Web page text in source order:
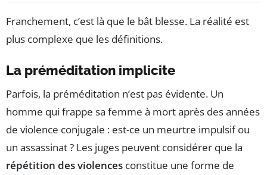
Franchement, c’est là que le bât blesse. La réalité est
plus complexe que les définitions.
La préméditation implicite
Parfois, la préméditation n’est pas évidente. Un
homme qui frappe sa femme à mort après des années
de violence conjugale : est-ce un meurtre impulsif ou
un assassinat ? Les juges peuvent considérer que la
répétition des violences constitue une forme de